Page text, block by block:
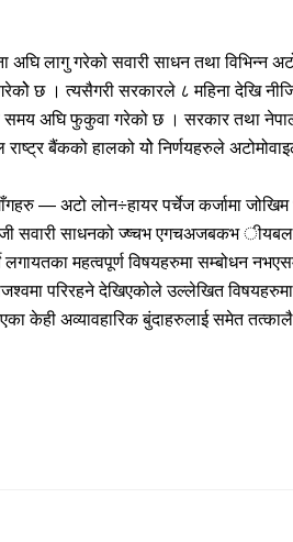
लागु गरेको सवारी साधन तथा विभिन्न
छ । त्यसैगरी सरकारले ८ महिना देखि
समय अघि फुकुवा गरेको छ । सरकार तथा
राष्ट्र बैंकको हालको योे निर्णयहरुले
— अटो लोन÷हायर पर्चेज कर्जामा
सवारी साधनको ज्ष्चभ एगचअजबकभ ीयबल
लगायतका महत्वपूर्ण विषयहरुमा सम्बोधन
परिरहने देखिएकोले उल्लेखित
केही अव्यावहारिक बुंदाहरुलाई समेत